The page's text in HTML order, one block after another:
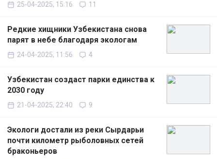
25-04-2025, 15:16 11
Редкие хищники Узбекистана снова
парят в небе благодаря экологам
24-04-2025, 11:56 4
Узбекистан создаст парки единства к
2030 году
21-04-2025, 22:40 9
Экологи достали из реки Сырдарьи
почти километр рыболовных сетей
браконьеров